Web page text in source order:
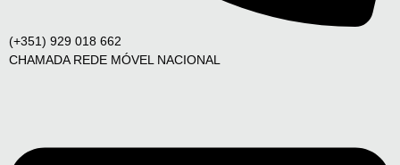
(+351) 929 018 662
CHAMADA REDE MÓVEL NACIONAL